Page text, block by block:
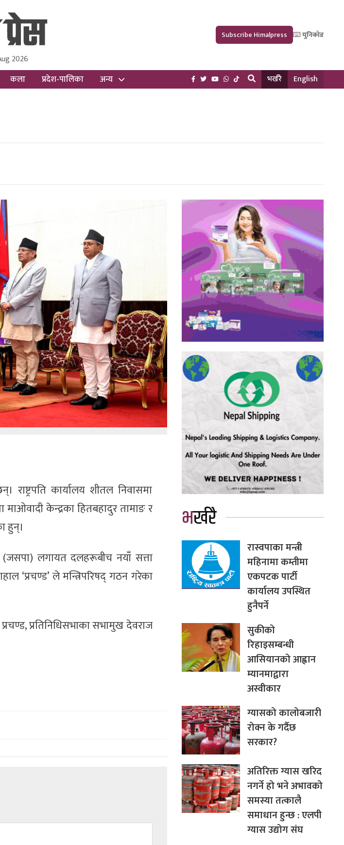
Ltd.
2026
Subscribe Himalpress युनिकोड
कला प्रदेश-पालिका अन्य भर्खरै English
कार्यालय शीतल निवासमा
माओवादी केन्द्रका हितबहादुर तामाङ र
हुन्।
(जसपा) लगायत दलहरूबीच नयाँ सत्ता
‘प्रचण्ड’ ले मन्त्रिपरिषद् गठन गरेका
प्रचण्ड, प्रतिनिधिसभाका सभामुख देवराज
भर्खरै
रास्वपाका मन्त्री
महिनामा कम्तीमा
एकपटक पार्टी
कार्यालय उपस्थित
हुनैपर्ने
सुकीको
रिहाइसम्बन्धी
आसियानको आह्वान
म्यानमाद्वारा
अस्वीकार
ग्यासको कालोबजारी
रोक्न के गर्दैछ
सरकार?
अतिरिक्त ग्यास खरिद
नगर्ने हो भने अभावको
समस्या तत्कालै
समाधान हुन्छ : एलपी
ग्यास उद्योग संघ